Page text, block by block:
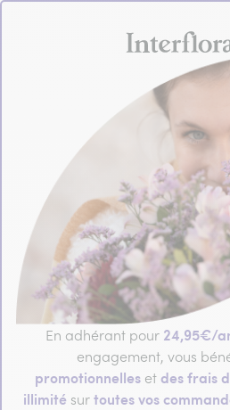
En adhérant pour 24,95€/
engagement, vous
promotionnelles et des frais
illimité surtoutes vos